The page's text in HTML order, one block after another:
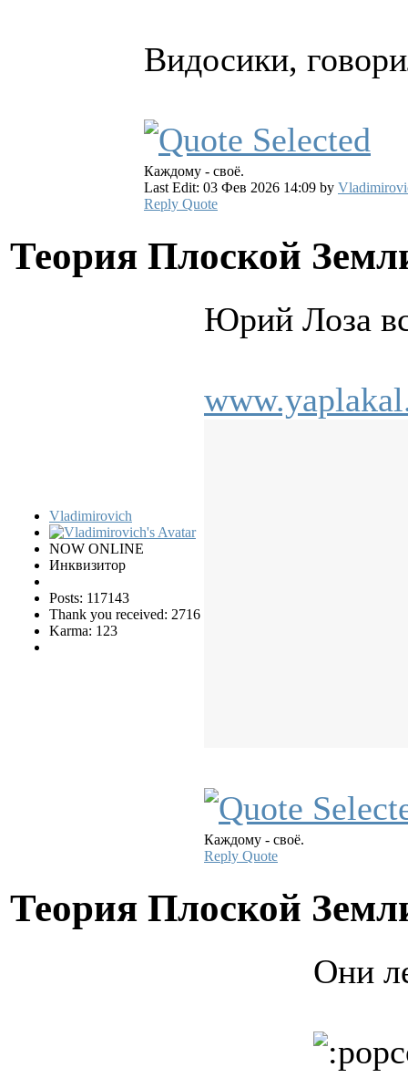
Видосики,
Каждому - своё.
Last Edit: 03 Фев 2026 14:09 by
Reply Quote
Теория Плоской
Vladimirovich
NOW ONLINE
Инквизитор
Posts: 117143
Thank you received: 2716
Karma: 123
Юрий Лоза
Каждому - своё.
Reply Quote
Теория Плоской
Они